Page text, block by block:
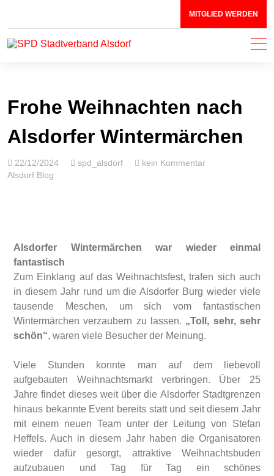
MITGLIED WERDEN
Frohe Weihnachten nach
Alsdorfer Wintermärchen
22/12/2024 spd_alsdorf
kein Kommentar
Alsdorf Blog
Alsdorfer Wintermärchen war wieder einmal
fantastisch
Zum Einklang auf das Weihnachtsfest, trafen sich auch
in diesem Jahr rund um die Alsdorfer Burg wieder viele
tausende Meschen, um sich vom fantastischen
Wintermärchen verzaubern zu lassen. „Toll, sehr, sehr
schön“, waren viele Besucher der Meinung.
Viele Stunden konnte man auf dem liebevoll
aufgebauten Weihnachtsmarkt verbringen. Über 25
Jahre findet dieses weit über die Alsdorfer Stadtgrenzen
hinaus bekannte Event bereits statt und seit diesem Jahr
mit einem neuen Team unter der Leitung von Stefan
Heffels. Auch in diesem Jahr haben die Organisatoren
wieder dafür gesorgt, attraktive Weihnachtsbuden
aufzubauen und Tag für Tag ein schönes